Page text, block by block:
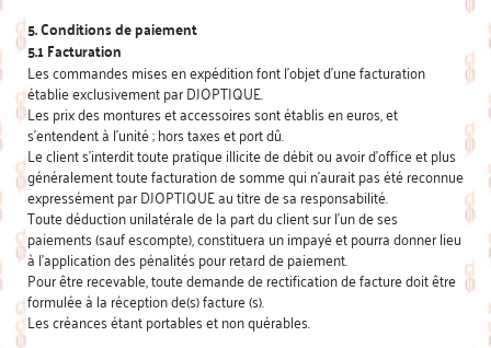
5. Conditions de paiement
5.1 Facturation
Les commandes mises en expédition font l’objet d’une facturation
établie exclusivement par DJOPTIQUE.
Les prix des montures et accessoires sont établis en euros, et
s’entendent à l’unité ; hors taxes et port dû.
Le client s’interdit toute pratique illicite de débit ou avoir d’office et plus
généralement toute facturation de somme qui n’aurait pas été reconnue
expressément par DJOPTIQUE au titre de sa responsabilité.
Toute déduction unilatérale de la part du client sur l’un de ses
paiements (sauf escompte), constituera un impayé et pourra donner lieu
à l’application des pénalités pour retard de paiement.
Pour être recevable, toute demande de rectification de facture doit être
formulée à la réception de(s) facture (s).
Les créances étant portables et non quérables.